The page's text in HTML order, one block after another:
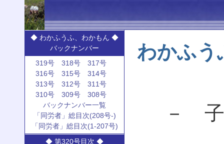
◆ わかふうふ、わかもん ◆
バックナンバー
319号
318号
317号
316号
315号
314号
313号
312号
311号
310号
309号
308号
バックナンバー一覧
「同労者」総目次(208号-)
「同労者」総目次(1-207号)
◆ 第320号目次 ◆
わかふう
－ 子